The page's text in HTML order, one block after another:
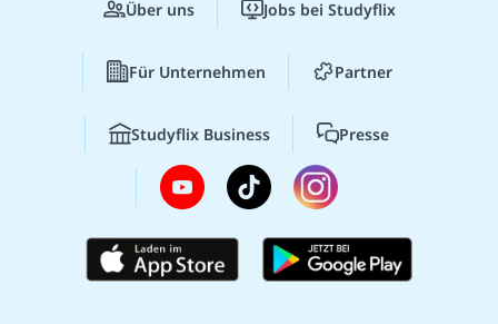
Über uns Jobs bei Studyflix
Für Unternehmen Partner
Studyflix Business Presse